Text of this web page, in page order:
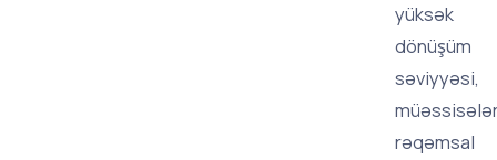
yüksək
dönüşüm
səviyyəsi,
rəqəmsal